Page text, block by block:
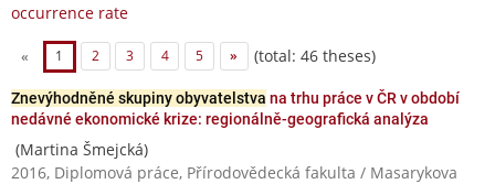
occurrence rate
« 1 2 3 4 5 » (total: 46 theses)
Znevýhodněné skupiny obyvatelstva na trhu práce v ČR v období
nedávné ekonomické krize: regionálně-geografická analýza
(Martina Šmejcká)
2016, Diplomová práce, Přírodovědecká fakulta / Masarykova